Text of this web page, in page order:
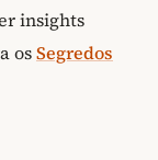
insights
osSegredos